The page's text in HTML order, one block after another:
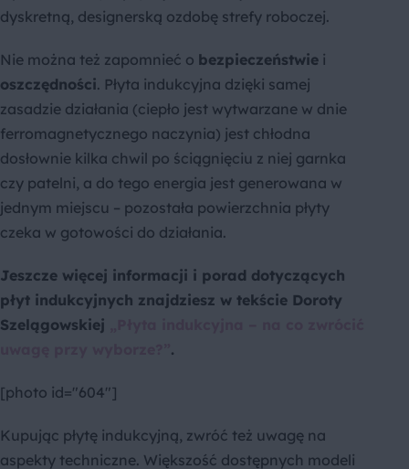
dyskretną, designerską ozdobę strefy roboczej.
Nie można też zapomnieć o bezpieczeństwie i
oszczędności. Płyta indukcyjna dzięki samej
zasadzie działania (ciepło jest wytwarzane w dnie
ferromagnetycznego naczynia) jest chłodna
dosłownie kilka chwil po ściągnięciu z niej garnka
czy patelni, a do tego energia jest generowana w
jednym miejscu – pozostała powierzchnia płyty
czeka w gotowości do działania.
Jeszcze więcej informacji i porad dotyczących
płyt indukcyjnych znajdziesz w tekście Doroty
Szelągowskiej
.
[photo id="604"]
Kupując płytę indukcyjną, zwróć też uwagę na
aspekty techniczne. Większość dostępnych modeli